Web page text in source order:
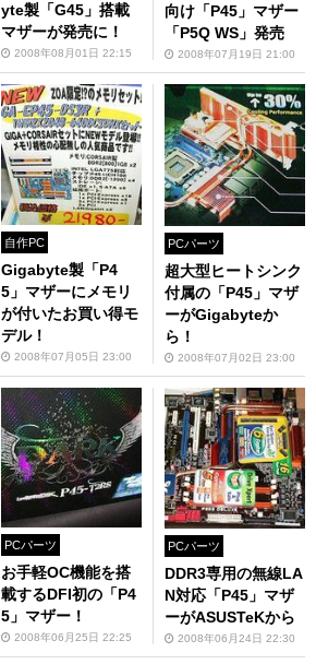
yte製「G45」搭載
マザーが発売に！
2008年08月01日 22:15
向け「P45」マザー
「P5Q WS」発売
2008年07月19日 21:00
自作PC
Gigabyte製「P4
5」マザーにメモリ
が付いたお買い得モ
デル！
2008年07月05日 23:00
PCパーツ
超大型ヒートシンク
付属の「P45」マザ
ーがGigabyteか
ら！
2008年07月02日 23:00
PCパーツ
お手軽OC機能を搭
載するDFI初の「P4
5」マザー！
2008年06月25日 22:25
PCパーツ
DDR3専用の無線LA
N対応「P45」マザ
ーがASUSTeKから
2008年06月24日 22:30